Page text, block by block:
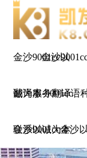
金沙9001cc以
诚为本-9001cc
金沙以诚为本
金沙
翻译服务翻译语
联系9001cc金沙